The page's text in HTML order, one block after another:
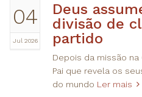
04
Jul 2026
Deus
divisão de
partido
Depois da missão na
Pai que revela os
do mundo Ler mais